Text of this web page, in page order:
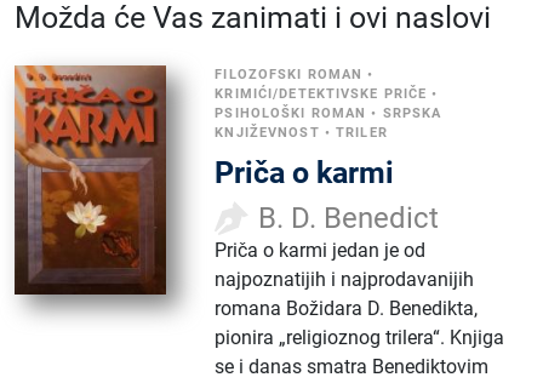
Možda će Vas zanimati i ovi naslovi
FILOZOFSKI ROMAN •
KRIMIĆI/DETEKTIVSKE PRIČE •
PSIHOLOŠKI ROMAN • SRPSKA
KNJIŽEVNOST •TRILER
Priča o karmi
B. D. Benedict
Priča o karmi jedan je od
najpoznatijih i najprodavanijih
romana Božidara D. Benedikta,
pionira „religioznog trilera“. Knjiga
se i danas smatra Benediktovim